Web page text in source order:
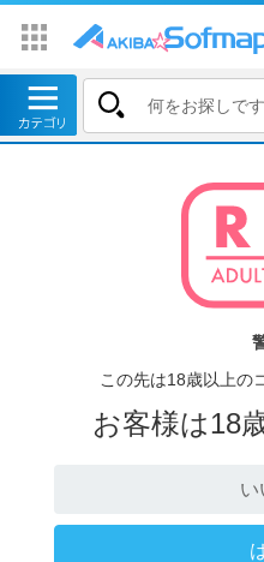
この先は18歳以上の
お客様は18
い